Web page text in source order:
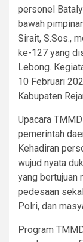
personel
bawah
Sirait, S.Sos.,
ke-127 yang
Lebong.
10 Februari
Kabupaten
Upacara
pemerintah
Kehadiran
wujud nyata
yang bertujuan
pedesaan
Polri, dan
Program